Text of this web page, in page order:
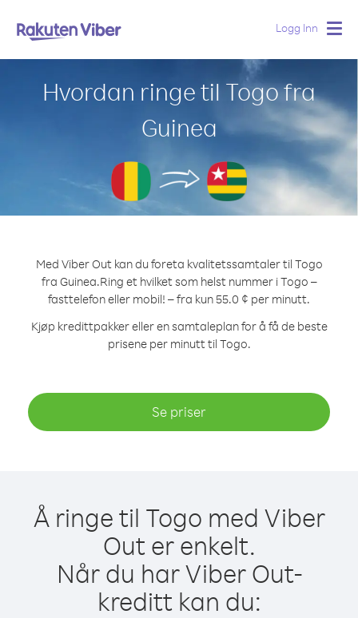
Logg Inn
Hvordan ringe til Togo fra
Guinea
Med Viber Out kan du foreta kvalitetssamtaler til Togo
fra Guinea.Ring et hvilket som helst nummer i Togo –
fasttelefon eller mobil! – fra kun 55.0 ¢ per minutt.
Kjøp kredittpakker eller en samtaleplan for å få de beste
prisene per minutt til Togo.
Se priser
Å ringe til Togo med Viber
Out er enkelt.
Når du har Viber Out-
kreditt kan du: